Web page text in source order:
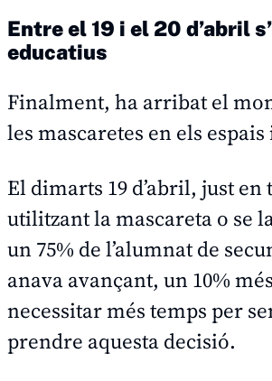
Entre el 19 i el 20 d’abril
educatius
Finalment, ha arribat el
les mascaretes en els
El dimarts 19 d’abril, just
utilitzant la mascareta o se
un 75% de l’alumnat de
anava avançant, un 10%
necessitar més temps per
prendre aquesta decisió.